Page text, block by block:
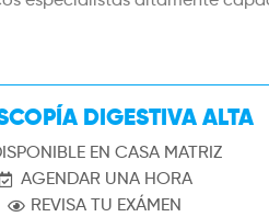
DIGESTIVA ALTA
EN CASA MATRIZ
AGENDAR UNA HORA
REVISA TU EXÁMEN